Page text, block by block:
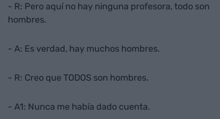
- R: Pero aquí no hay ninguna profesora, todo son
hombres.
- A: Es verdad, hay muchos hombres.
- R: Creo que TODOS son hombres.
- A1: Nunca me había dado cuenta.